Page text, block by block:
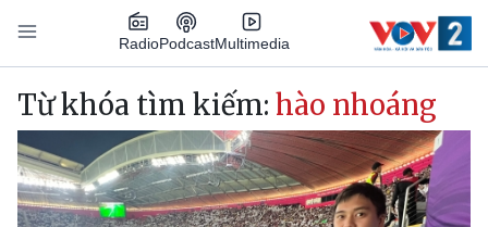
Nhảy đến nội dung
RadioPodcastMultimedia
Main navigation
Từ khóa tìm kiếm: hào nhoáng